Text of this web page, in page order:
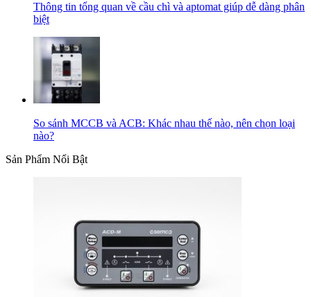
Thông tin tổng quan về cầu chì và aptomat giúp dễ dàng phân
biệt
So sánh MCCB và ACB: Khác nhau thế nào, nên chọn loại
nào?
Sản Phẩm Nổi Bật